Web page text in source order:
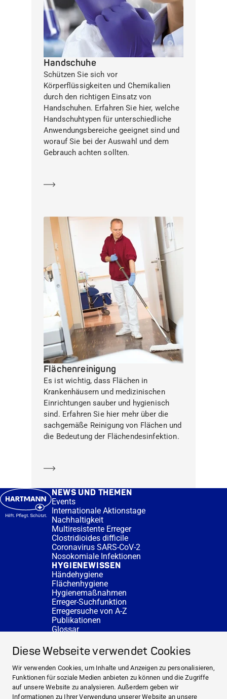
Diese Webseite verwendet Cookies
Wir verwenden Cookies, um Inhalte und Anzeigen zu personalisieren,
Funktionen für soziale Medien anbieten zu können und die Zugriffe
auf unsere Website zu analysieren. Außerdem geben wir
Informationen zu Ihrer Verwendung unserer Website an unsere
Handschuhe
Schützen Sie sich vor
Körperflüssigkeiten und Chemikalien
durch den richtigen Einsatz von
Handschuhen. Erfahren Sie hier, welche
Handschuhtypen für unterschiedliche
Anwendungsbereiche geeignet sind und
worauf Sie bei der Auswahl und dem
Gebrauch achten sollten.
Flächenreinigung
Es ist wichtig, dass Flächen in
Krankenhäusern und medizinischen
Einrichtungen sauber und hygienisch
sind. Erfahren Sie hier mehr über die
sachgemäße Reinigung von Flächen und
die Bedeutung der Flächendesinfektion.
NEWS UND THEMEN
Events
Internationale Aktionstage
Nachhaltigkeit
Multiresistente Erreger
Clostridioides difficile
Coronavirus SARS-CoV-2
Nosokomiale Infektionen
HYGIENEWISSEN
Händehygiene
Flächenhygiene
Hygienemaßnahmen
Erreger-Suchfunktion
Erregersuche von A-Z
Publikationen
Glossar
SERVICE
Fachberatung
DESINFACTS
Newsletter
Konzentrat-Rechner
Weiterführende Links